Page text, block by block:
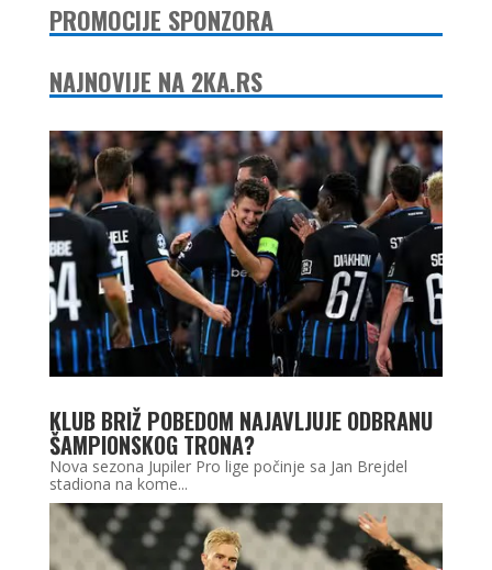
PROMOCIJE SPONZORA
NAJNOVIJE NA 2KA.RS
KLUB BRIŽ POBEDOM NAJAVLJUJE ODBRANU
ŠAMPIONSKOG TRONA?
Nova sezona Jupiler Pro lige počinje sa Jan Brejdel
stadiona na kome...